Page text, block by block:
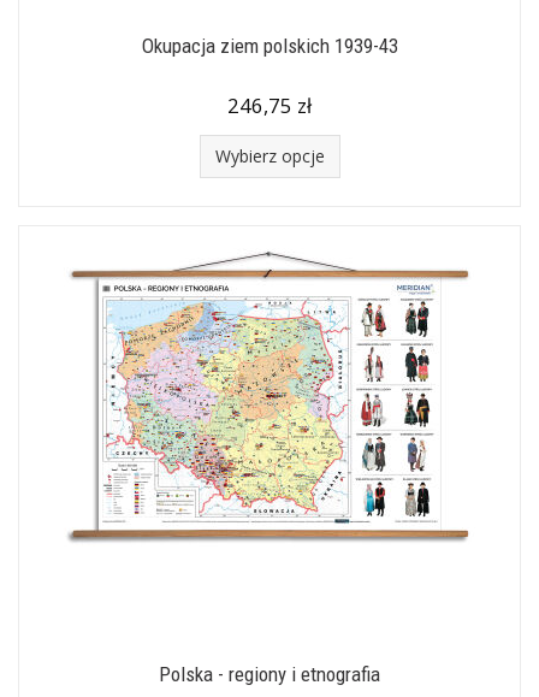
Okupacja ziem polskich 1939-43
246,75 zł
Wybierz opcje
Polska - regiony i etnografia